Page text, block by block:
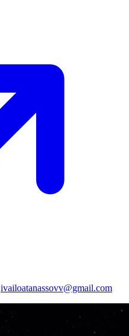
ivailoatanassovv@gmail.com